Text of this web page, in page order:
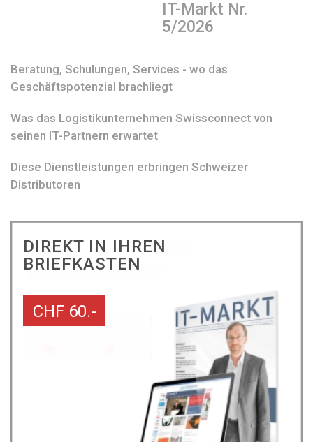
IT-Markt Nr.
5/2026
Beratung, Schulungen, Services - wo das
Geschäftspotenzial brachliegt
Was das Logistikunternehmen Swissconnect von
seinen IT-Partnern erwartet
Diese Dienstleistungen erbringen Schweizer
Distributoren
DIREKT IN IHREN
BRIEFKASTEN
CHF 60.-